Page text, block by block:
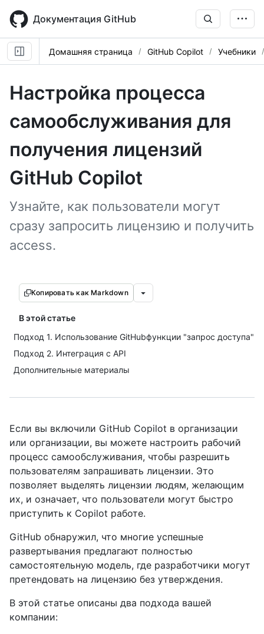
main
content
Документация GitHub
Домашняя страница GitHub Copilot Учебники
Настройка процесса
самообслуживания для
получения лицензий
GitHub Copilot
Узнайте, как пользователи могут
сразу запросить лицензию и получить
access.
Копировать как Markdown
В этой статье
Подход 1. Использование GitHubфункции "запрос доступа"
Подход 2. Интеграция с API
Дополнительные материалы
Если вы включили GitHub Copilot в организации
или организации, вы можете настроить рабочий
процесс самообслуживания, чтобы разрешить
пользователям запрашивать лицензии. Это
позволяет выделять лицензии людям, желающим
их, и означает, что пользователи могут быстро
приступить к Copilot работе.
GitHub обнаружил, что многие успешные
развертывания предлагают полностью
самостоятельную модель, где разработчики могут
претендовать на лицензию без утверждения.
В этой статье описаны два подхода вашей
компании: